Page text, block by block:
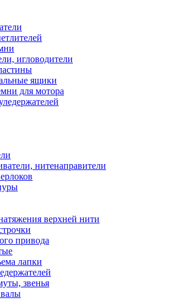
игловодители
ящики
для мотора
нитенаправители
верхней нити
привода
лапки
звенья